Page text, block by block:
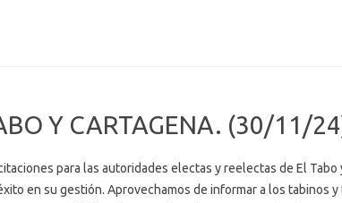
Y CARTAGENA. (30/11/
para las autoridades electas y reelectas de El Tabo
en su gestión. Aprovechamos de informar a los tabinos y